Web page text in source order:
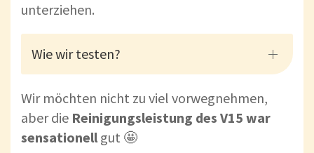
unterziehen.
Wie wir testen?
Wir möchten nicht zu viel vorwegnehmen,
aber die Reinigungsleistung des V15 war
sensationell gut 🤩